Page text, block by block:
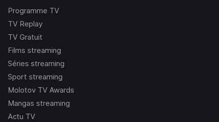
Programme TV
TV Replay
TV Gratuit
Films streaming
Séries streaming
Sport streaming
Molotov TV Awards
Mangas streaming
Actu TV